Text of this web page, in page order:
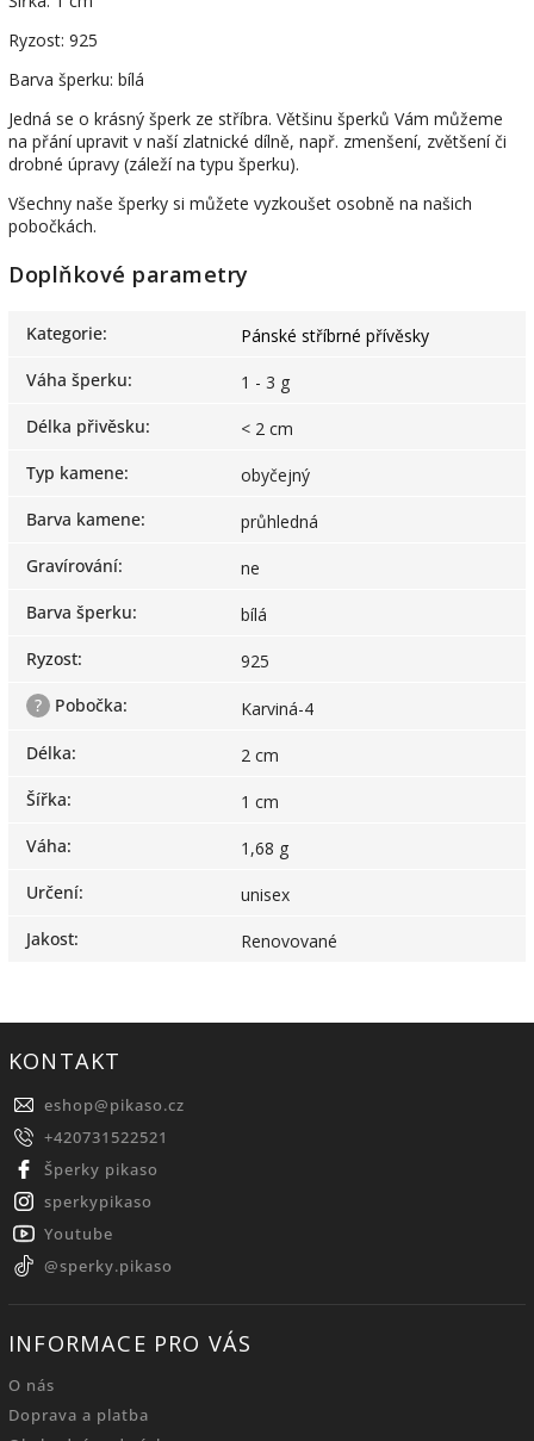
Ryzost: 925
Barva šperku: bílá
Jedná se o krásný šperk ze stříbra. Většinu šperků Vám můžeme
na přání upravit v naší zlatnické dílně, např. zmenšení, zvětšení či
drobné úpravy (záleží na typu šperku).
Všechny naše šperky si můžete vyzkoušet osobně na našich
pobočkách.
Doplňkové parametry
Kategorie:
Pánské stříbrné přívěsky
Váha šperku:
1 - 3 g
Délka přivěsku:
< 2 cm
Typ kamene:
obyčejný
Barva kamene:
průhledná
Gravírování:
ne
Barva šperku:
bílá
Ryzost:
925
?
Pobočka:
Karviná-4
Délka:
2 cm
Šířka:
1 cm
Váha:
1,68 g
Určení:
unisex
Jakost: Renovované
KONTAKT
eshop@pikaso.cz
+420731522521
Šperky pikaso
sperkypikaso
Youtube
@sperky.pikaso
INFORMACE PRO VÁS
O nás
Doprava a platba